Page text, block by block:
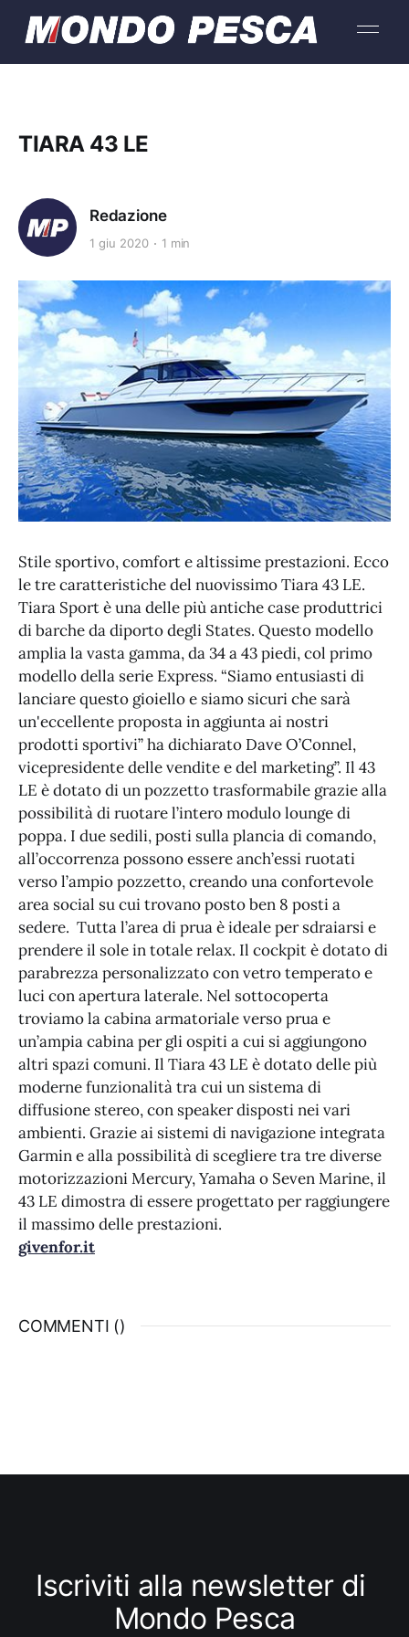
TIARA 43 LE
Redazione
1 giu 2020 1 min
Stile sportivo, comfort e altissime prestazioni. Ecco
le tre caratteristiche del nuovissimo Tiara 43 LE.
Tiara Sport è una delle più antiche case produttrici
di barche da diporto degli States. Questo modello
amplia la vasta gamma, da 34 a 43 piedi, col primo
modello della serie Express. “Siamo entusiasti di
lanciare questo gioiello e siamo sicuri che sarà
un'eccellente proposta in aggiunta ai nostri
prodotti sportivi” ha dichiarato Dave O’Connel,
vicepresidente delle vendite e del marketing”. Il 43
LE è dotato di un pozzetto trasformabile grazie alla
possibilità di ruotare l’intero modulo lounge di
poppa. I due sedili, posti sulla plancia di comando,
all’occorrenza possono essere anch’essi ruotati
verso l’ampio pozzetto, creando una confortevole
area social su cui trovano posto ben 8 posti a
sedere. Tutta l’area di prua è ideale per sdraiarsi e
prendere il sole in totale relax. Il cockpit è dotato di
parabrezza personalizzato con vetro temperato e
luci con apertura laterale. Nel sottocoperta
troviamo la cabina armatoriale verso prua e
un’ampia cabina per gli ospiti a cui si aggiungono
altri spazi comuni. Il Tiara 43 LE è dotato delle più
moderne funzionalità tra cui un sistema di
diffusione stereo, con speaker disposti nei vari
ambienti. Grazie ai sistemi di navigazione integrata
Garmin e alla possibilità di scegliere tra tre diverse
motorizzazioni Mercury, Yamaha o Seven Marine, il
43 LE dimostra di essere progettato per raggiungere
il massimo delle prestazioni.
givenfor.it
COMMENTI ()
Iscriviti alla newsletter di
Mondo Pesca